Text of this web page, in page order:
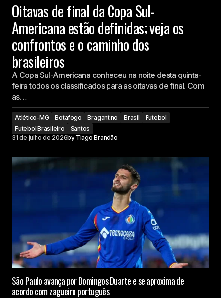
Oitavas de final da Copa Sul-
Americana estão definidas; veja os
confrontos e o caminho dos
brasileiros
A Copa Sul-Americana conheceu na noite desta quinta-
feira todos os classificados para as oitavas de final. Com
as…
Atlético-MG Botafogo Bragantino Brasil
Futebol
Futebol Brasileiro
Santos
31 de julho de 2026by Tiago Brandão
São Paulo avança por Domingos Duarte e se aproxima de
acordo com zagueiro português